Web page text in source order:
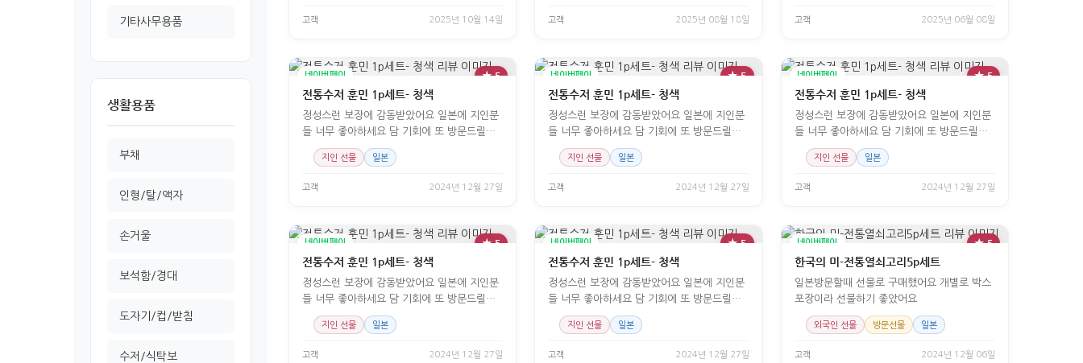
기타사무용품
생활용품
부채
인형/탈/액자
손거울
보석함/경대
도자기/컵/받침
수저/식탁보
고객 2025년 10월 14일 고객 2025년 08월 18일 고객 2025년 06월 08일
네이버페이 ★ 5
전통수저 훈민 1p세트- 청색
정성스런 보장에 감동받았어요 일본에 지인분
들 너무 좋아하세요 담 기회에 또 방문드릴게
지인 선물 일본
고객 2024년 12월 27일
네이버페이 ★ 5
전통수저 훈민 1p세트- 청색
정성스런 보장에 감동받았어요 일본에 지인분
들 너무 좋아하세요 담 기회에 또 방문드릴게
지인 선물 일본
고객 2024년 12월 27일
네이버페이 ★ 5
전통수저 훈민 1p세트- 청색
정성스런 보장에 감동받았어요 일본에 지인분
들 너무 좋아하세요 담 기회에 또 방문드릴게
지인 선물 일본
고객 2024년 12월 27일
네이버페이 ★ 5
전통수저 훈민 1p세트- 청색
정성스런 보장에 감동받았어요 일본에 지인분
들 너무 좋아하세요 담 기회에 또 방문드릴게
지인 선물 일본
고객 2024년 12월 27일
네이버페이 ★ 5
전통수저 훈민 1p세트- 청색
정성스런 보장에 감동받았어요 일본에 지인분
들 너무 좋아하세요 담 기회에 또 방문드릴게
지인 선물 일본
고객 2024년 12월 27일
네이버페이 ★ 5
한국의 미-전통열쇠고리5p세트
일본방문할때 선물로 구매했어요 개별로 박스
포장이라 선물하기 좋았어요
외국인 선물 방문선물 일본
고객 2024년 12월 06일